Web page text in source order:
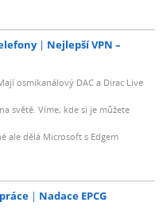
Nejlepší VPN –
osmikanálový DAC a Dirac Live
světě. Víme, kde si je můžete
ale dělá Microsoft s Edgem
Nadace EPCG